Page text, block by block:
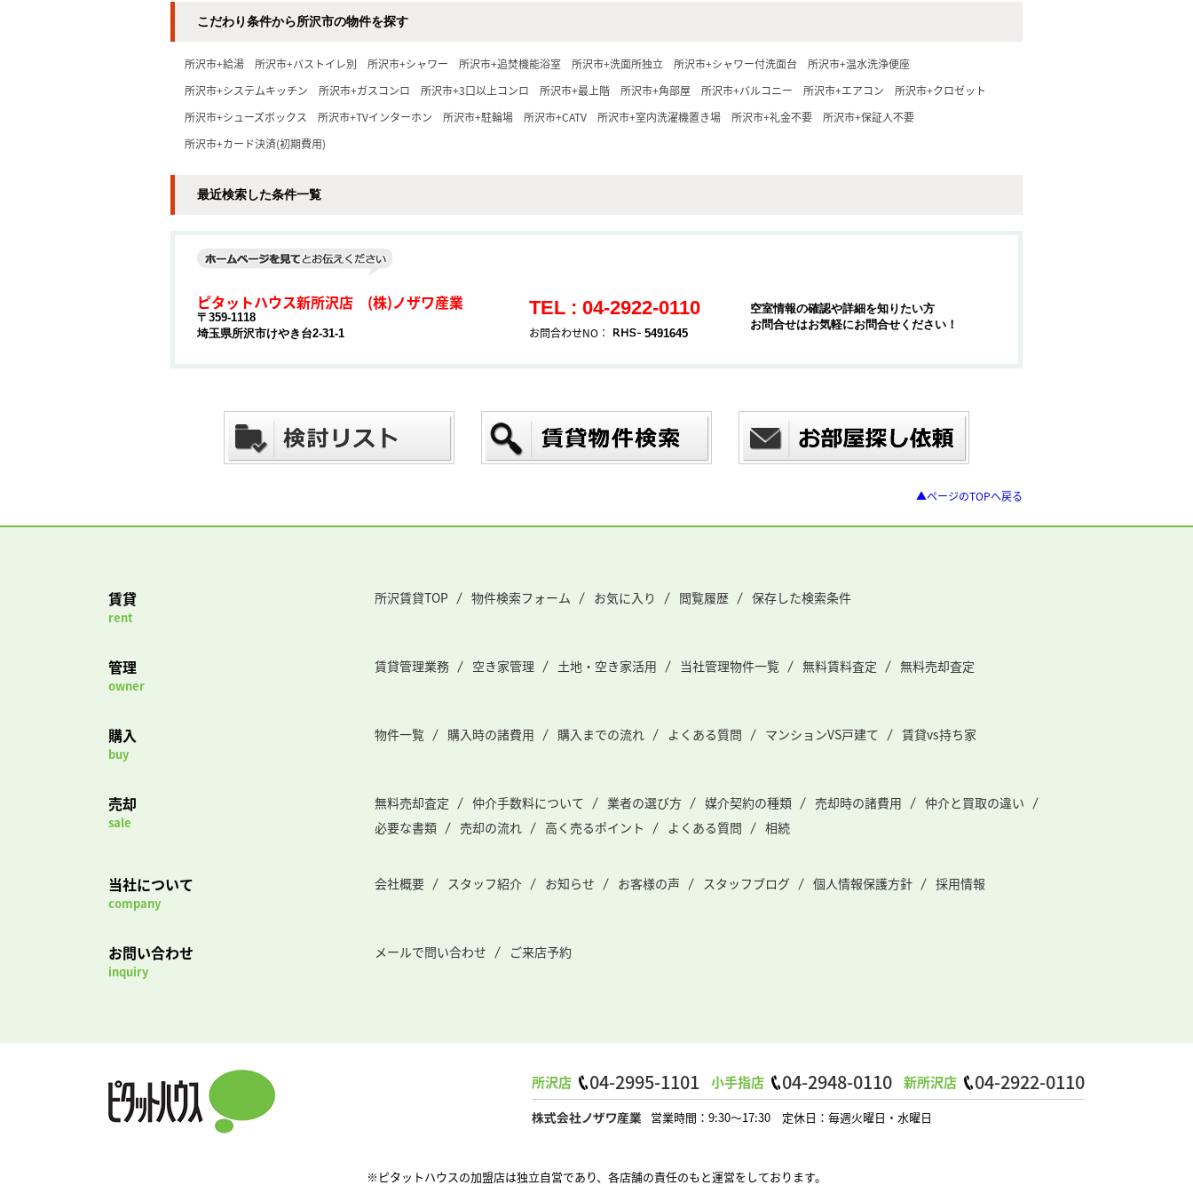
こだわり条件から所沢市の物件を探す
所沢市+給湯 所沢市+バストイレ別 所沢市+シャワー 所沢市+追焚機能浴室 所沢市+洗面所独立 所沢市+シャワー付洗面台
所沢市+温水洗浄便座
所沢市+システムキッチン
所沢市+ガスコンロ 所沢市+3口以上コンロ 所沢市+最上階 所沢市+角部屋 所沢市+バルコニー 所沢市+エアコン
所沢市+クロゼット
所沢市+シューズボックス
所沢市+TVインターホン 所沢市+駐輪場 所沢市+CATV 所沢市+室内洗濯機置き場 所沢市+礼金不要
所沢市+保証人不要
所沢市+カード決済(初期費用)
最近検索した条件一覧
ピタットハウス新所沢店 (株)ノザワ産業
〒359-1118
埼玉県所沢市けやき台2-31-1
TEL : 04-2922-0110
お問合わせNO： 5491645
空室情報の確認や詳細を知りたい方
お問合せはお気軽にお問合せください！
▲ページのTOPへ戻る
賃貸
rent
所沢賃貸TOP 物件検索フォーム お気に入り 閲覧履歴 保存した検索条件
管理
owner
賃貸管理業務 空き家管理 土地・空き家活用 当社管理物件一覧 無料賃料査定 無料売却査定
購入
buy
物件一覧 購入時の諸費用 購入までの流れ よくある質問 マンションVS戸建て 賃貸vs持ち家
売却
sale
無料売却査定 仲介手数料について 業者の選び方 媒介契約の種類 売却時の諸費用
仲介と買取の違い
必要な書類
売却の流れ 高く売るポイント よくある質問 相続
当社について
company
会社概要 スタッフ紹介 お知らせ お客様の声 スタッフブログ 個人情報保護方針 採用情報
お問い合わせ
inquiry
メールで問い合わせ ご来店予約
所沢店 04-2995-1101 小手指店 04-2948-0110 新所沢店 04-2922-0110
営業時間：9:30～17:30 定休日：毎週火曜日・水曜日
※ピタットハウスの加盟店は独立自営であり、各店舗の責任のもと運営をしております。